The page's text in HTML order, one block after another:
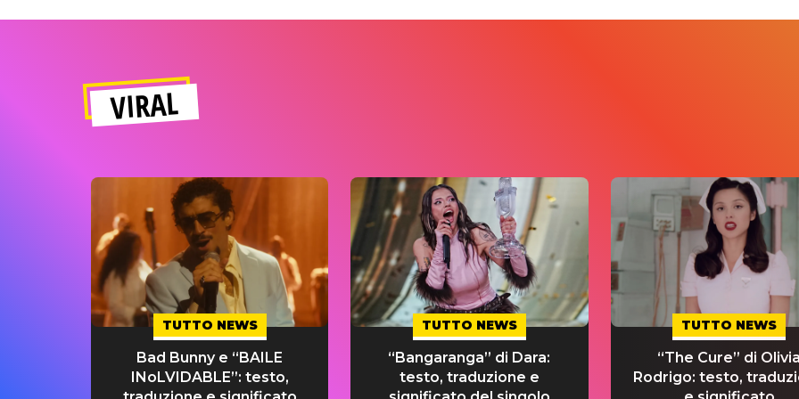
VIRAL
TUTTO NEWS
Bad Bunny e “BAILE
INoLVIDABLE”: testo,
TUTTO NEWS
“Bangaranga” di Dara:
testo, traduzione e
TUTTO NEWS
“The Cure” di Olivia
Rodrigo: testo,